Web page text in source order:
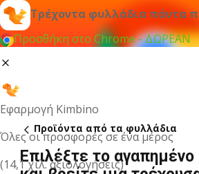
Τρέχοντα φυλλάδια πάντα
Προσθήκη στο Chrome - ΔΩΡΕΑΝ
Εφαρμογή Kimbino
Όλες οι προσφορές σε ένα μέρος
(14,1 χιλ. αξιολογήσεις)
Προϊόντα από τα φυλλάδια
Επιλέξτε το